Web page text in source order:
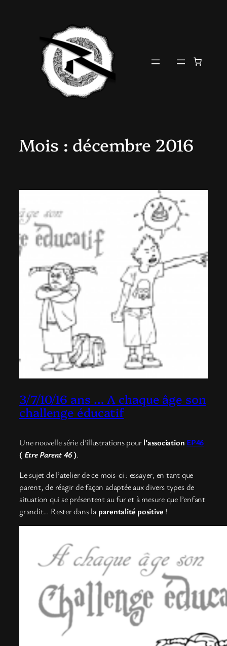
Mois : décembre 2016
3/7/10/16 ans … A chaque âge son
challenge éducatif
Une nouvelle série d’illustrations pourl’association EP46
( Etre Parent 46).
Le sujet de l’atelier de ce mois-ci : essayer, en tant que
parent, de réagir de façon adaptée aux divers types de
situation qui se présentent au fur et à mesure que l’enfant
grandit… Rester dans la parentalité positive !